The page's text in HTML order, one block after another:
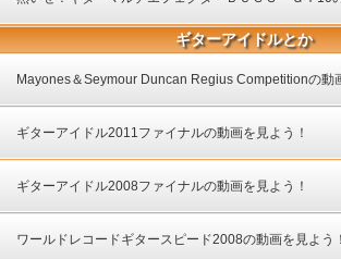
ギターアイドルとか
Mayones＆Seymour Duncan Regius Competitionの動
ギターアイドル2011ファイナルの動画を見よう！
ギターアイドル2008ファイナルの動画を見よう！
ワールドレコードギタースピード2008の動画を見よう！